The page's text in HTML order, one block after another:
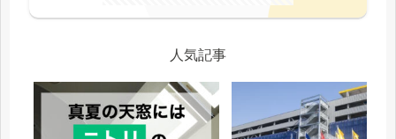
人気記事